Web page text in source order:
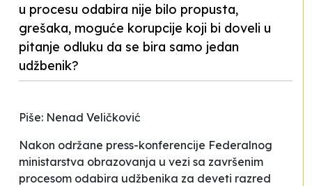
u procesu odabira nije bilo propusta,
grešaka, moguće korupcije koji bi doveli u
pitanje odluku da se bira samo jedan
udžbenik?
Piše: Nenad Veličković
Nakon održane press-konferencije Federalnog
ministarstva obrazovanja u vezi sa završenim
procesom odabira udžbenika za deveti razred